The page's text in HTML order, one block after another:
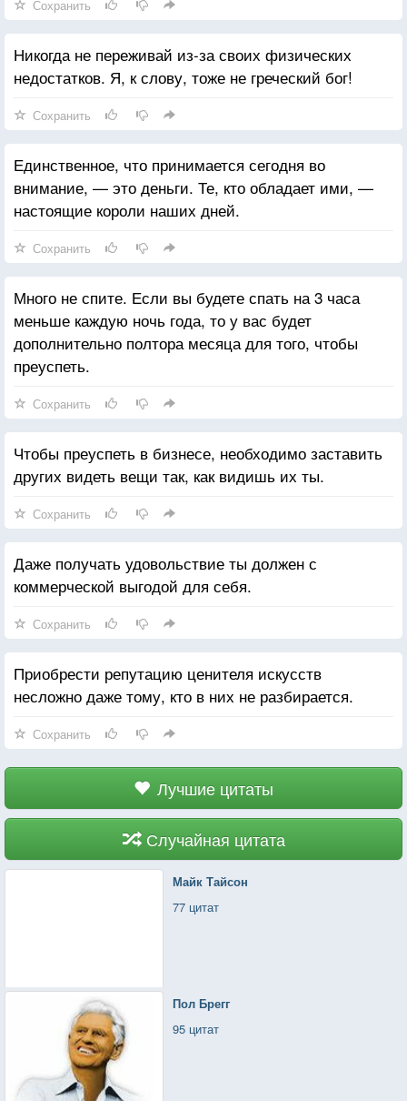
Сохранить
Никогда не переживай из-за своих физических
недостатков. Я, к слову, тоже не греческий бог!
Сохранить
Единственное, что принимается сегодня во
внимание, — это деньги. Те, кто обладает ими, —
настоящие короли наших дней.
Сохранить
Много не спите. Если вы будете спать на 3 часа
меньше каждую ночь года, то у вас будет
дополнительно полтора месяца для того, чтобы
преуспеть.
Сохранить
Чтобы преуспеть в бизнесе, необходимо заставить
других видеть вещи так, как видишь их ты.
Сохранить
Даже получать удовольствие ты должен с
коммерческой выгодой для себя.
Сохранить
Приобрести репутацию ценителя искусств
несложно даже тому, кто в них не разбирается.
Сохранить
Лучшие цитаты
Случайная цитата
Майк Тайсон
77 цитат
Пол Брегг
95 цитат